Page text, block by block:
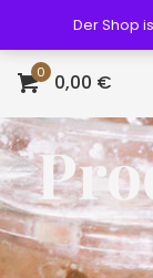
0 0,00 €
Der Shop